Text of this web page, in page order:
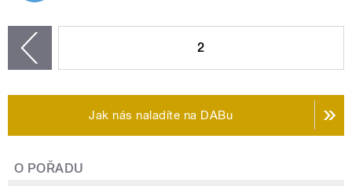
2
Jak nás naladíte na DABu
O POŘADU